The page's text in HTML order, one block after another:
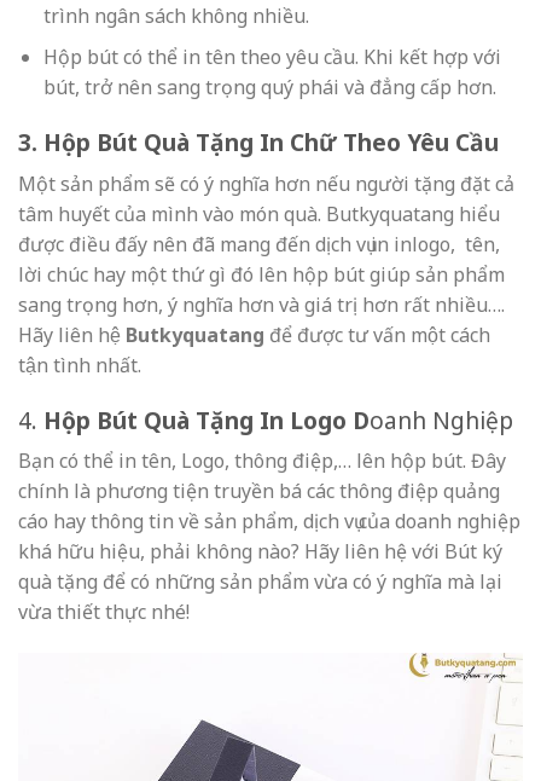
trình ngân sách không nhiều.
Hộp bút có thể in tên theo yêu cầu. Khi kết hợp với
bút, trở nên sang trọng quý phái và đẳng cấp hơn.
3. Hộp Bút Quà Tặng In Chữ Theo Yêu Cầu
Một sản phẩm sẽ có ý nghĩa hơn nếu người tặng đặt cả
tâm huyết của mình vào món quà. Butkyquatang hiểu
được điều đấy nên đã mang đến dịch vụ in inlogo, tên,
lời chúc hay một thứ gì đó lên hộp bút giúp sản phẩm
sang trọng hơn, ý nghĩa hơn và giá trị hơn rất nhiều….
Hãy liên hệ Butkyquatang để được tư vấn một cách
tận tình nhất.
4. Hộp Bút Quà Tặng In Logo Doanh Nghiệp
Bạn có thể in tên, Logo, thông điệp,… lên hộp bút. Đây
chính là phương tiện truyền bá các thông điệp quảng
cáo hay thông tin về sản phẩm, dịch vụ của doanh nghiệp
khá hữu hiệu, phải không nào? Hãy liên hệ với Bút ký
quà tặng để có những sản phẩm vừa có ý nghĩa mà lại
vừa thiết thực nhé!